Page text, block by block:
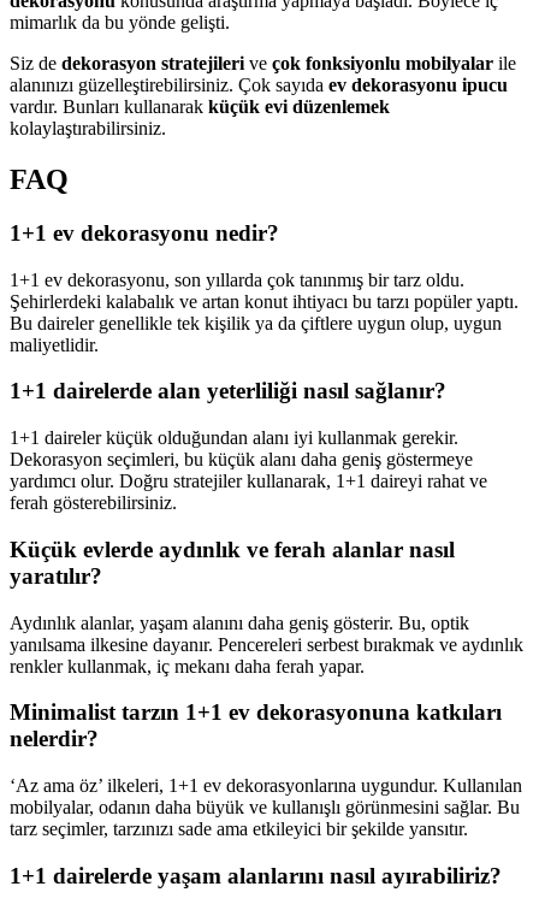
mimarlık da bu yönde gelişti.
Siz de dekorasyon stratejileri ve çok fonksiyonlu mobilyalar ile
alanınızı güzelleştirebilirsiniz. Çok sayıda ev dekorasyonu ipucu
vardır. Bunları kullanarak küçük evi düzenlemek
kolaylaştırabilirsiniz.
FAQ
1+1 ev dekorasyonu nedir?
1+1 ev dekorasyonu, son yıllarda çok tanınmış bir tarz oldu.
Şehirlerdeki kalabalık ve artan konut ihtiyacı bu tarzı popüler yaptı.
Bu daireler genellikle tek kişilik ya da çiftlere uygun olup, uygun
maliyetlidir.
1+1 dairelerde alan yeterliliği nasıl sağlanır?
1+1 daireler küçük olduğundan alanı iyi kullanmak gerekir.
Dekorasyon seçimleri, bu küçük alanı daha geniş göstermeye
yardımcı olur. Doğru stratejiler kullanarak, 1+1 daireyi rahat ve
ferah gösterebilirsiniz.
Küçük evlerde aydınlık ve ferah alanlar nasıl
yaratılır?
Aydınlık alanlar, yaşam alanını daha geniş gösterir. Bu, optik
yanılsama ilkesine dayanır. Pencereleri serbest bırakmak ve aydınlık
renkler kullanmak, iç mekanı daha ferah yapar.
Minimalist tarzın 1+1 ev dekorasyonuna katkıları
nelerdir?
‘Az ama öz’ ilkeleri, 1+1 ev dekorasyonlarına uygundur. Kullanılan
mobilyalar, odanın daha büyük ve kullanışlı görünmesini sağlar. Bu
tarz seçimler, tarzınızı sade ama etkileyici bir şekilde yansıtır.
1+1 dairelerde yaşam alanlarını nasıl ayırabiliriz?